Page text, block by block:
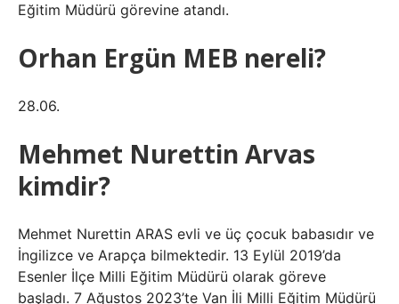
Eğitim Müdürü görevine atandı.
Orhan Ergün MEB nereli?
28.06.
Mehmet Nurettin Arvas
kimdir?
Mehmet Nurettin ARAS evli ve üç çocuk babasıdır ve
İngilizce ve Arapça bilmektedir. 13 Eylül 2019’da
Esenler İlçe Milli Eğitim Müdürü olarak göreve
başladı. 7 Ağustos 2023’te Van İli Milli Eğitim Müdürü